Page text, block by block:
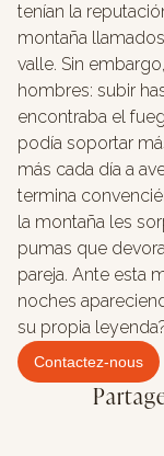
tenían la
montaña
valle. Sin
hombres: subir
encontraba el
podía soportar
más cada día a
termina
la montaña les
pumas que
pareja. Ante esta
noches
su propia
Contactez-nous